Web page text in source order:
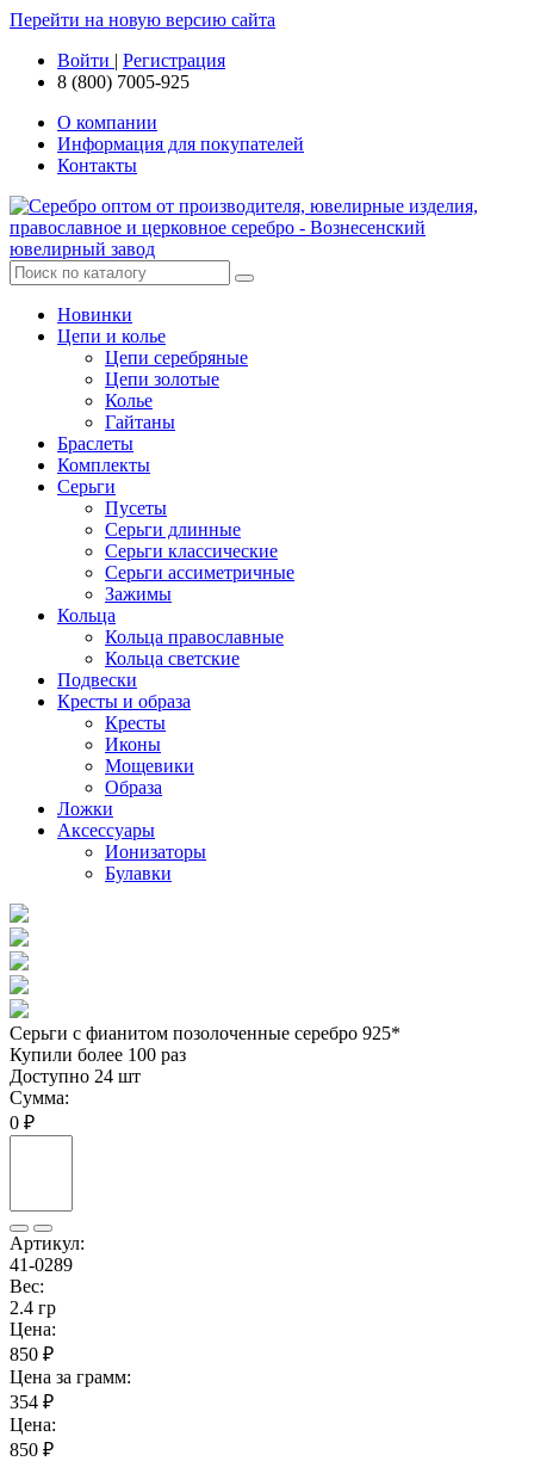
Перейти на новую версию сайта
Войти | Регистрация
8 (800) 7005-925
О компании
Информация для покупателей
Контакты
Новинки
Цепи и колье
Цепи серебряные
Цепи золотые
Колье
Гайтаны
Браслеты
Комплекты
Серьги
Пусеты
Серьги длинные
Серьги классические
Серьги ассиметричные
Зажимы
Кольца
Кольца православные
Кольца светские
Подвески
Кресты и образа
Кресты
Иконы
Мощевики
Образа
Ложки
Аксессуары
Ионизаторы
Булавки
Серьги с фианитом позолоченные серебро 925*
Купили более 100 раз
Доступно 24 шт
Сумма:
0 ₽
Артикул:
41-0289
Вес:
2.4 гр
Цена:
850 ₽
Цена за грамм:
354 ₽
Цена:
850 ₽